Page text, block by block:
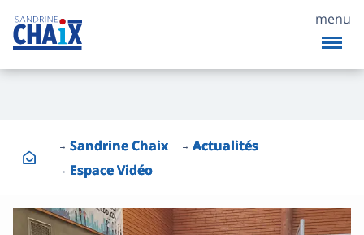
menu
Sandrine Chaix
Actualités
Espace Vidéo